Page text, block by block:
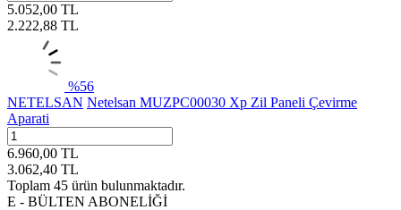
5.052,00 TL
2.222,88 TL
%56
NETELSAN Netelsan MUZPC00030 Xp Zil Paneli Çevirme
Aparati
6.960,00 TL
3.062,40 TL
Toplam 45 ürün bulunmaktadır.
E - BÜLTEN ABONELİĞİ